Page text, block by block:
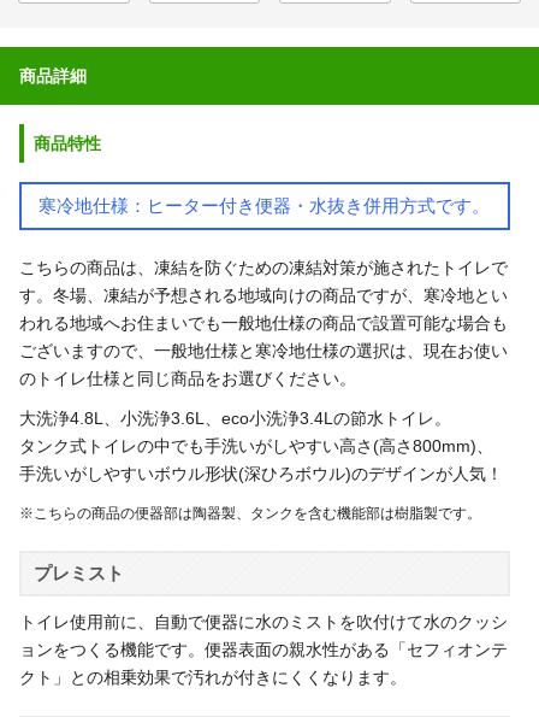
商品詳細
商品特性
寒冷地仕様：ヒーター付き便器・水抜き併用方式です。
こちらの商品は、凍結を防ぐための凍結対策が施されたトイレで
す。冬場、凍結が予想される地域向けの商品ですが、寒冷地とい
われる地域へお住まいでも一般地仕様の商品で設置可能な場合も
ございますので、一般地仕様と寒冷地仕様の選択は、現在お使い
のトイレ仕様と同じ商品をお選びください。
大洗浄4.8L、小洗浄3.6L、eco小洗浄3.4Lの節水トイレ。
タンク式トイレの中でも手洗いがしやすい高さ(高さ800mm)、
手洗いがしやすいボウル形状(深ひろボウル)のデザインが人気！
※こちらの商品の便器部は陶器製、タンクを含む機能部は樹脂製です。
プレミスト
トイレ使用前に、自動で便器に水のミストを吹付けて水のクッシ
ョンをつくる機能です。便器表面の親水性がある「セフィオンテ
クト」との相乗効果で汚れが付きにくくなります。